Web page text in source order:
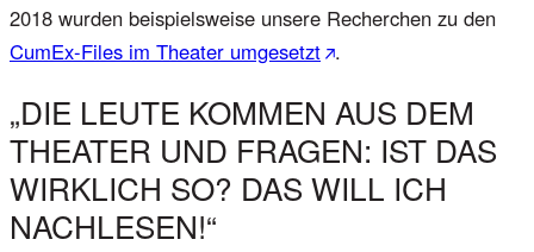
2018 wurden beispielsweise unsere Recherchen zu den
CumEx-Files im Theater umgesetzt .
„DIE LEUTE KOMMEN AUS DEM
THEATER UND FRAGEN: IST DAS
WIRKLICH SO? DAS WILL ICH
NACHLESEN!“